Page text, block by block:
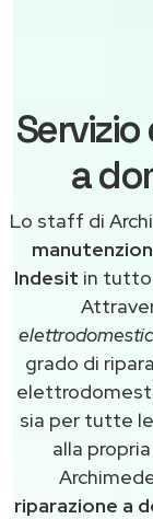
a
Lo staff di
Indesit in
grado di
sia per tutte
alla
riparazione a